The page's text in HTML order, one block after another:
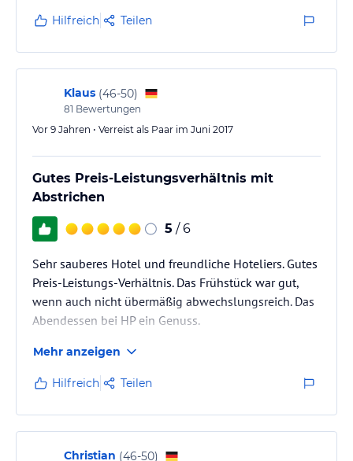
Hilfreich Teilen
Klaus (46-50)
81 Bewertungen
Vor 9 Jahren • Verreist als Paar im Juni 2017
Gutes Preis-Leistungsverhältnis mit
Abstrichen
5 / 6
Sehr sauberes Hotel und freundliche Hoteliers. Gutes
Preis-Leistungs-Verhältnis. Das Frühstück war gut,
wenn auch nicht übermäßig abwechslungsreich. Das
Abendessen bei HP ein Genuss.
Das Zimmer war sehr dunkel, aufgrund der direkt vor
dem Hotel liegenden stark frequentierten Kreuzung
war es so laut, dass man trotz Wärme nachts das
Fenster nicht offen machen konnte.
Mehr anzeigen
Hilfreich Teilen
Christian (46-50)